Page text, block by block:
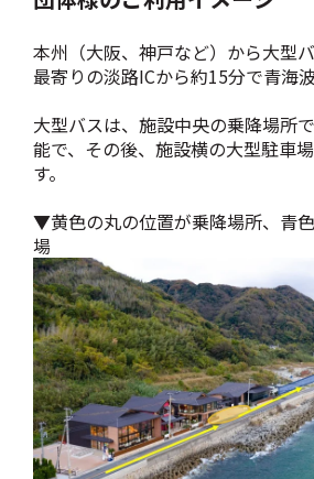
本州（大阪、神戸など）から大型
最寄りの淡路ICから約15分で青海
大型バスは、施設中央の乗降場所
能で、その後、施設横の大型駐車
す。
▼黄色の丸の位置が乗降場所、青
場